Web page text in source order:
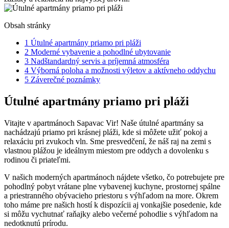
Obsah stránky
1 Útulné apartmány priamo pri pláži
2 Moderné vybavenie a pohodlné ubytovanie
3 Nadštandardný servis a príjemná atmosféra
4 Výborná poloha a možnosti výletov a aktívneho oddychu
5 Záverečné poznámky
Útulné apartmány priamo pri pláži
Vitajte v apartmánoch Sapavac Vir! Naše útulné apartmány sa
nachádzajú priamo pri krásnej pláži, kde si môžete užiť pokoj a
relaxáciu pri zvukoch vln. Sme presvedčení, že náš raj na zemi s
vlastnou plážou je ideálnym miestom pre oddych a dovolenku s
rodinou či priateľmi.
V našich moderných apartmánoch nájdete všetko, čo potrebujete pre
pohodlný pobyt vrátane plne vybavenej kuchyne, prostornej spálne
a priestranného obývacieho priestoru s výhľadom na more. Okrem
toho máme pre našich hostí k dispozícii aj vonkajšie posedenie, kde
si môžu vychutnať raňajky alebo večerné pohodlie s výhľadom na
nedotknutú prírodu.